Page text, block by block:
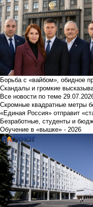
Борьба с «вайбом», обидное
Скандалы и громкие
Все новости по теме
Скромные квадратные метры
«Единая Россия» отправит
Безработные, студенты и
Обучение в «вышке» - 2026